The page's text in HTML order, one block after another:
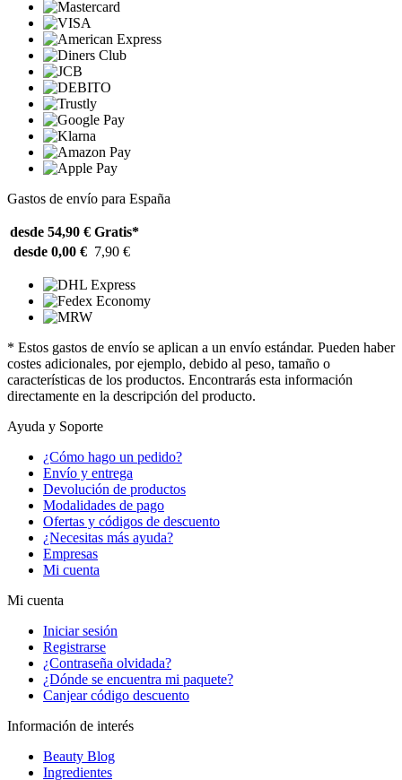
Gastos de envío para España
desde 54,90 € Gratis*
desde 0,00 € 7,90 €
* Estos gastos de envío se aplican a un envío estándar. Pueden haber
costes adicionales, por ejemplo, debido al peso, tamaño o
características de los productos. Encontrarás esta información
directamente en la descripción del producto.
Ayuda y Soporte
¿Cómo hago un pedido?
Envío y entrega
Devolución de productos
Modalidades de pago
Ofertas y códigos de descuento
¿Necesitas más ayuda?
Empresas
Mi cuenta
Mi cuenta
Iniciar sesión
Registrarse
¿Contraseña olvidada?
¿Dónde se encuentra mi paquete?
Canjear código descuento
Información de interés
Beauty Blog
Ingredientes